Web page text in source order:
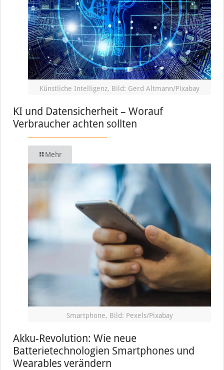
Künstliche Intelligenz, Bild: Gerd Altmann/Pixabay
KI und Datensicherheit – Worauf
Verbraucher achten sollten
Mehr
Smartphone, Bild: Pexels/Pixabay
Akku-Revolution: Wie neue
Batterietechnologien Smartphones und
Wearables verändern